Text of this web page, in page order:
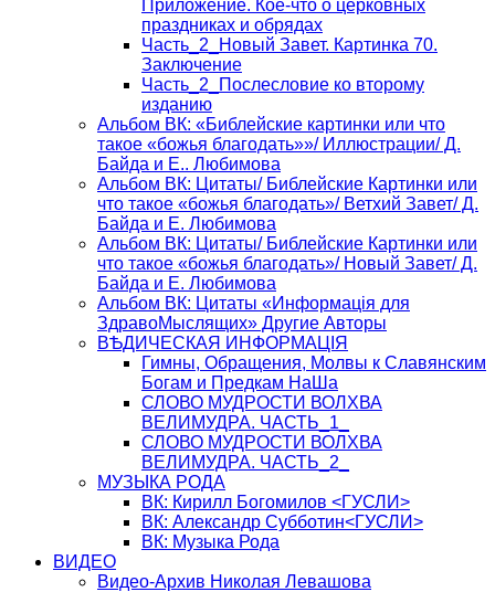
Приложение. Кое-что о церковных
праздниках и обрядах
Часть_2_Новый Завет. Картинка 70.
Заключение
Часть_2_Послесловие ко второму
изданию
Альбом ВК: «Библейские картинки или что
такое «божья благодать»»/ Иллюстрации/ Д.
Байда и Е.. Любимова
Альбом ВК: Цитаты/ Библейские Картинки или
что такое «божья благодать»/ Ветхий Завет/ Д.
Байда и Е. Любимова
Альбом ВК: Цитаты/ Библейские Картинки или
что такое «божья благодать»/ Новый Завет/ Д.
Байда и Е. Любимова
Альбом ВК: Цитаты «Информацiя для
ЗдравоМыслящих» Другие Авторы
ВѢДИЧЕСКАЯ ИНФОРМАЦIЯ
Гимны, Обращения, Молвы к Славянским
Богам и Предкам НаШа
СЛОВО МУДРОСТИ ВОЛХВА
ВЕЛИМУДРА. ЧАСТЬ_1_
СЛОВО МУДРОСТИ ВОЛХВА
ВЕЛИМУДРА. ЧАСТЬ_2_
МУЗЫКА РОДА
ВК: Кирилл Богомилов <ГУСЛИ>
ВК: Александр Субботин<ГУСЛИ>
ВК: Музыка Рода
ВИДЕО
Видео-Архив Николая Левашова